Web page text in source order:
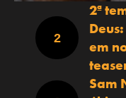
2ª
em
Sam